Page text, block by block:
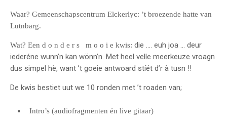
Waar? Gemeenschapscentrum Elckerlyc: ’t broezende hatte van
Lutnbarg.
Wat? Een d o n d e r s m o o i e kwis: die …. euh joa … deur
iederéne wunn’n kan wönn’n. Met heel velle meerkeuze vroagn
dus simpel hè, want ’t goeie antwoard stíét d’r à tusn !!
De kwis bestiet uut we 10 ronden met ’t roaden van;
Intro’s (audiofragmenten én live gitaar)